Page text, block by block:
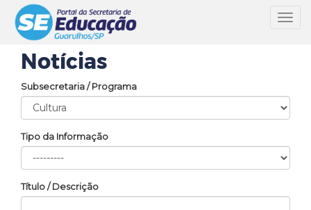
Notícias
Subsecretaria / Programa
Tipo da Informação
Título / Descrição